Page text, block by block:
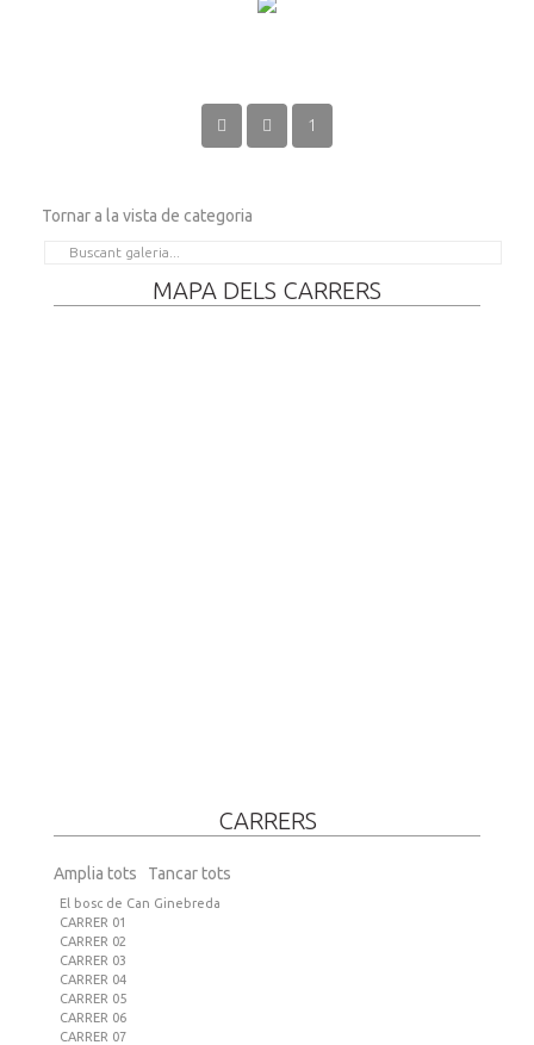
1
Tornar a la vista de categoria
MAPA DELS CARRERS
CARRERS
Amplia tots Tancar tots
El bosc de Can Ginebreda
CARRER 01
CARRER 02
CARRER 03
CARRER 04
CARRER 05
CARRER 06
CARRER 07